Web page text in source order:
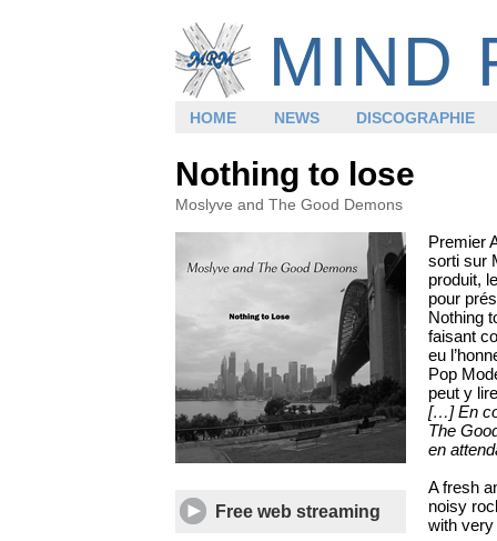
MIND
HOME NEWS DISCOGRAPHIE
Nothing to lose
Moslyve and The Good Demons
Free web streaming
Premier
sorti sur
produit,
pour
Nothing
faisant
eu
Pop
peut y
[…] En
The
en
A fresh
noisy
with